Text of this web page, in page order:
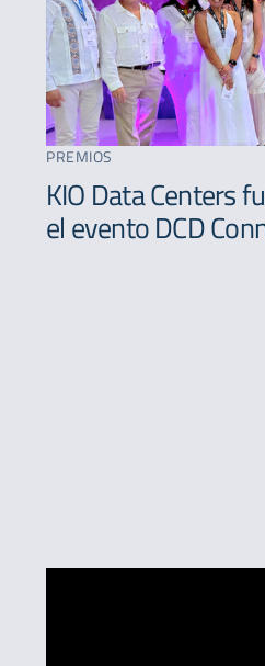
PREMIOS
KIO Data Centers
el evento DCD